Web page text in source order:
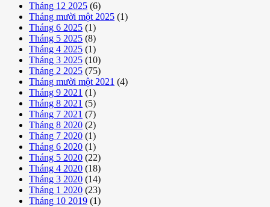
Tháng 12 2025 (6)
Tháng mười một 2025 (1)
Tháng 6 2025 (1)
Tháng 5 2025 (8)
Tháng 4 2025 (1)
Tháng 3 2025 (10)
Tháng 2 2025 (75)
Tháng mười một 2021 (4)
Tháng 9 2021 (1)
Tháng 8 2021 (5)
Tháng 7 2021 (7)
Tháng 8 2020 (2)
Tháng 7 2020 (1)
Tháng 6 2020 (1)
Tháng 5 2020 (22)
Tháng 4 2020 (18)
Tháng 3 2020 (14)
Tháng 1 2020 (23)
Tháng 10 2019 (1)